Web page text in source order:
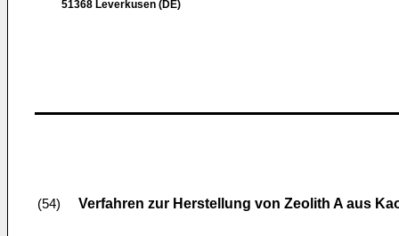
51368 Leverkusen (DE)
(54) Verfahren zur Herstellung von Zeolith A aus